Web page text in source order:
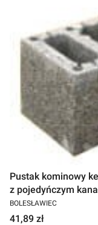
Pustak kominowy
z pojedyńczym
BOLESŁAWIEC
41,89 zł